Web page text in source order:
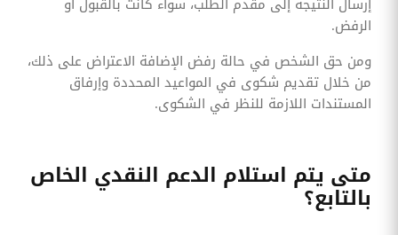
الرفض.
ومن حق الشخص في حالة رفض الإضافة الاعتراض على ذلك،
من خلال تقديم شكوى في المواعيد المحددة وإرفاق
المستندات اللازمة للنظر في الشكوى.
متى يتم استلام الدعم النقدي الخاص
بالتابع؟